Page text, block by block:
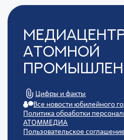
Атомной
Цифры и факты
Все новости юбилейного
Политика обработки
АТОММЕДИА
Пользовательское